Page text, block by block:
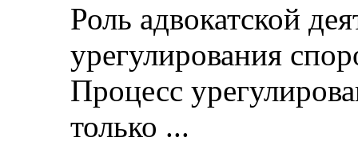
Роль адвокатской
урегулирования
Процесс
только ...